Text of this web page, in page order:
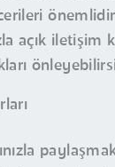
açık iletişim